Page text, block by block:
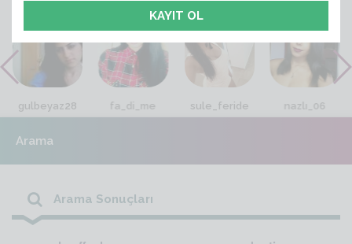
gulbeyaz28 fa_di_me sule_feride nazlı_06
Arama
Arama Sonuçları